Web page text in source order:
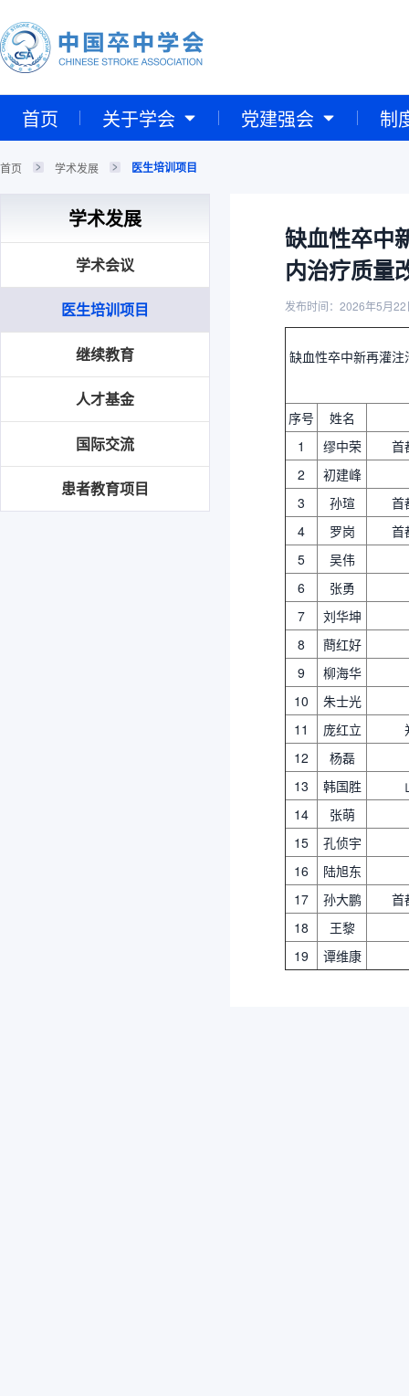
首页 关于学会 党建强会 制
首页 学术发展 医生培训项目
学术发展
学术会议
医生培训项目
继续教育
人才基金
国际交流
患者教育项目
缺血性卒中
内治疗质量
发布时间：2026年5月22
缺血性卒中新再灌
序号
姓名
1
缪中荣
首
2
初建峰
3
孙瑄
首
4
罗岗
首
5
吴伟
6
张勇
7
刘华坤
8
蔄红好
9
柳海华
10
朱士光
11
庞红立
12
杨磊
13
韩国胜
14
张萌
15
孔侦宇
16
陆旭东
17
孙大鹏
首
18
王黎
19
谭维康